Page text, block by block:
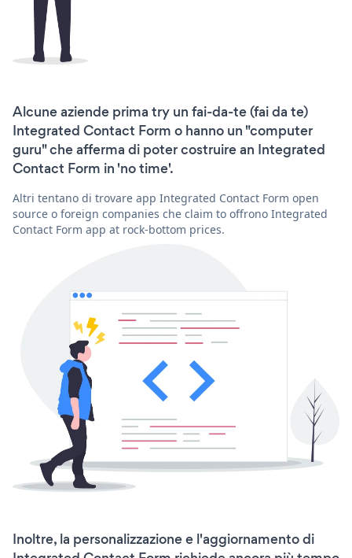
Alcune aziende prima try un fai-da-te (fai da te)
Integrated Contact Form o hanno un "computer
guru" che afferma di poter costruire an Integrated
Contact Form in 'no time'.
Altri tentano di trovare app Integrated Contact Form open
source o foreign companies che claim to offrono Integrated
Contact Form app at rock-bottom prices.
Inoltre, la personalizzazione e l'aggiornamento di